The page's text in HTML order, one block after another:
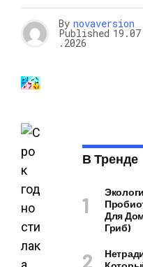
By novaversion
Published 19.07
.2026
В Тренде
Для
Гриб)